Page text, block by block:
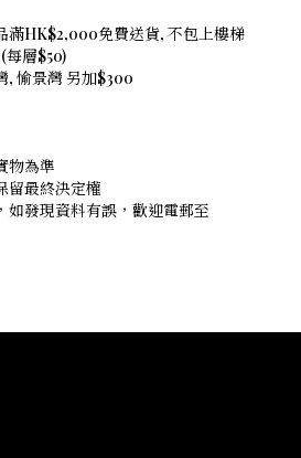
滿HK$2,000免費送貨, 不包上樓梯
每層$50)
, 愉景灣 另加$300
物為準
留最終決定權
如發現資料有誤，歡迎電郵至